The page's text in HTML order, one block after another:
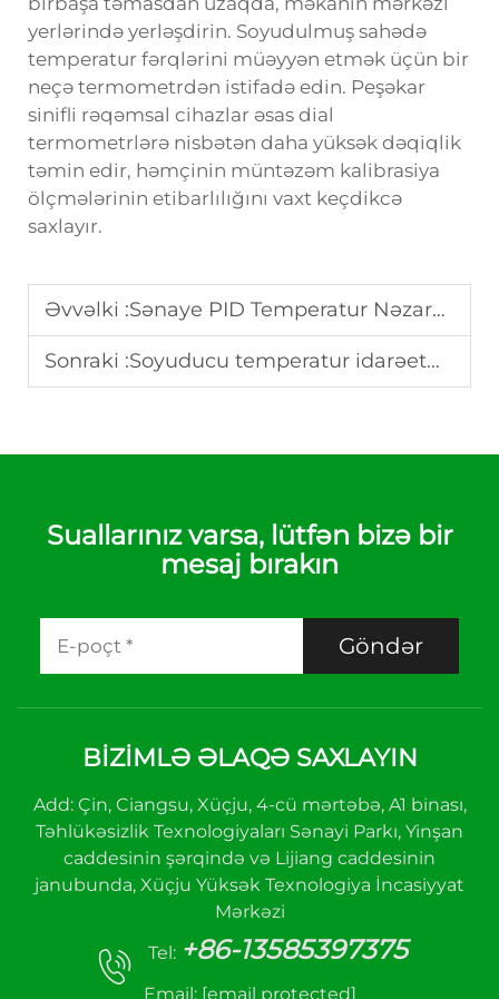
yerlərində yerləşdirin. Soyudulmuş sahədə
temperatur fərqlərini müəyyən etmək üçün bir
neçə termometrdən istifadə edin. Peşəkar
sinifli rəqəmsal cihazlar əsas dial
termometrlərə nisbətən daha yüksək dəqiqlik
təmin edir, həmçinin müntəzəm kalibrasiya
ölçmələrinin etibarlılığını vaxt keçdikcə
saxlayır.
Əvvəlki :Sənaye PID Temperatur Nəzarətçisi Xüsusiyyətləri Haqqında Təlimat
Sonraki :Soyuducu temperatur idarəetməsi: Mövsümi quraşdırma təlimatı
Suallarınız varsa, lütfən bizə bir
mesaj bırakın
Göndər
BIZIMLƏ ƏLAQƏ SAXLAYIN
Add: Çin, Ciangsu, Xüçju, 4-cü mərtəbə, A1 binası,
Təhlükəsizlik Texnologiyaları Sənayi Parkı, Yinşan
caddesinin şərqində və Lijiang caddesinin
janubunda, Xüçju Yüksək Texnologiya İncasiyyat
Mərkəzi
Tel: +86-13585397375
Email: [email protected]